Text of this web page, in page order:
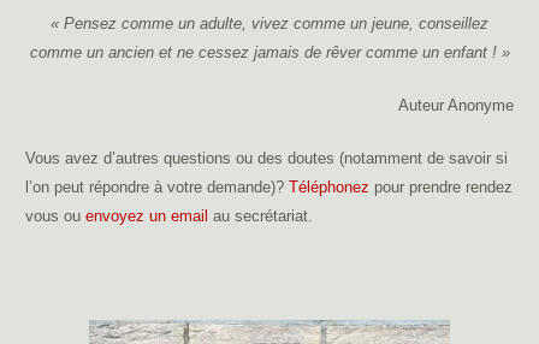
« Pensez comme un adulte, vivez comme un jeune, conseillez
comme un ancien et ne cessez jamais de rêver comme un enfant ! »
Auteur Anonyme
Vous avez d’autres questions ou des doutes (notamment de savoir si
l’on peut répondre à votre demande)?Téléphonez pour prendre rendez
vous ouenvoyez un email au secrétariat.